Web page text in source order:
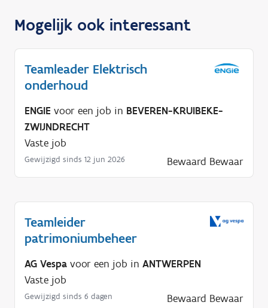
Mogelijk ook interessant
Teamleader Elektrisch
onderhoud
ENGIE voor een job in BEVEREN-KRUIBEKE-
ZWIJNDRECHT
Vaste job
Gewijzigd sinds 12 jun 2026 Bewaard Bewaar
Teamleider
patrimoniumbeheer
AG Vespa voor een job in ANTWERPEN
Vaste job
Gewijzigd sinds 6 dagen Bewaard Bewaar